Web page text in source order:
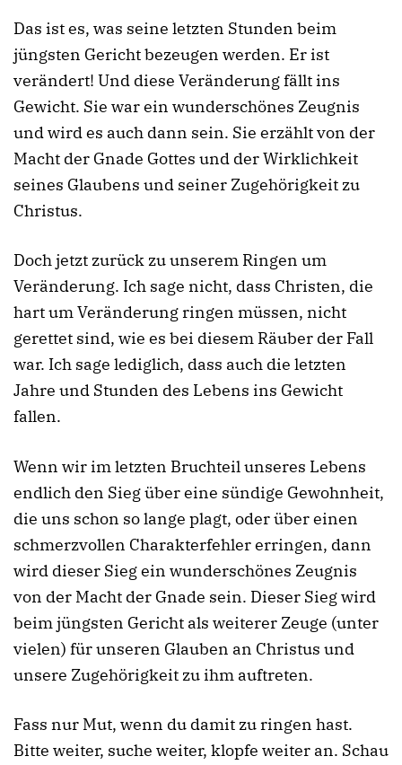
Das ist es, was seine letzten Stunden beim
jüngsten Gericht bezeugen werden. Er ist
verändert! Und diese Veränderung fällt ins
Gewicht. Sie war ein wunderschönes Zeugnis
und wird es auch dann sein. Sie erzählt von der
Macht der Gnade Gottes und der Wirklichkeit
seines Glaubens und seiner Zugehörigkeit zu
Christus.
Doch jetzt zurück zu unserem Ringen um
Veränderung. Ich sage nicht, dass Christen, die
hart um Veränderung ringen müssen, nicht
gerettet sind, wie es bei diesem Räuber der Fall
war. Ich sage lediglich, dass auch die letzten
Jahre und Stunden des Lebens ins Gewicht
fallen.
Wenn wir im letzten Bruchteil unseres Lebens
endlich den Sieg über eine sündige Gewohnheit,
die uns schon so lange plagt, oder über einen
schmerzvollen Charakterfehler erringen, dann
wird dieser Sieg ein wunderschönes Zeugnis
von der Macht der Gnade sein. Dieser Sieg wird
beim jüngsten Gericht als weiterer Zeuge (unter
vielen) für unseren Glauben an Christus und
unsere Zugehörigkeit zu ihm auftreten.
Fass nur Mut, wenn du damit zu ringen hast.
Bitte weiter, suche weiter, klopfe weiter an. Schau